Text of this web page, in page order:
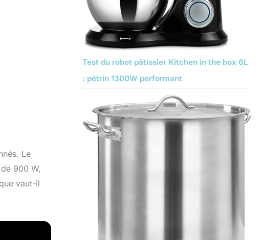
Le
900 W,
vaut-il
Test du robot pâtissier Kitchen in the box 6L
: pétrin 1300W performant